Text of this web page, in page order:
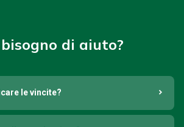
di aiuto?
le vincite?